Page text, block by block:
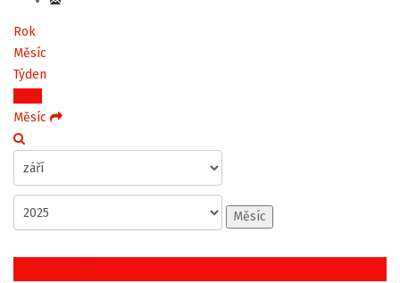
Rok
Měsíc
Týden
Dnes
Měsíc
Měsíc
Předchozí den